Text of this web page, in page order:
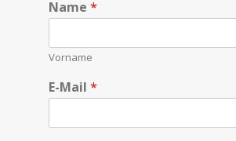
Name *
Vorname
E-Mail *